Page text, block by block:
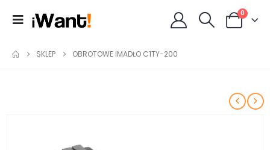
0
SKLEP OBROTOWE IMADŁO C1TY-200